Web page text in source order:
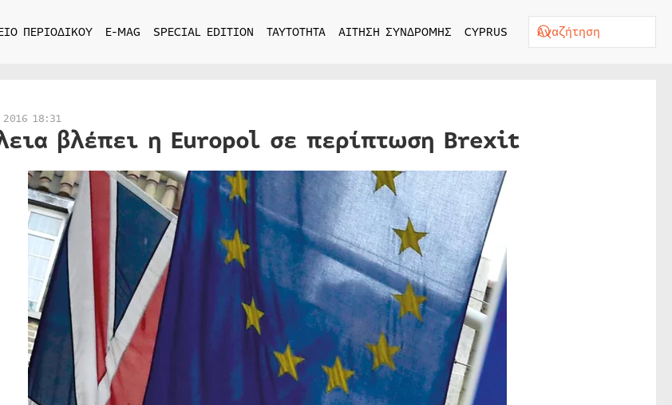
ΠΕΡΙΟΔΙΚΟΥ E-MAG SPECIAL EDITION ΤΑΥΤΟΤΗΤΑ ΑΙΤΗΣΗ ΣΥΝΔΡΟΜΗΣ CYPRUS
18:31
βλέπει η Europol σε περίπτωση Brexit